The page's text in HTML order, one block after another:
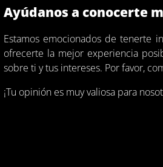
Ayúdanos a conocerte
Estamos emocionados de tenerte
ofrecerte la mejor experiencia
sobre ti y tus intereses. Por favor,
¡Tu opinión es muy valiosa para